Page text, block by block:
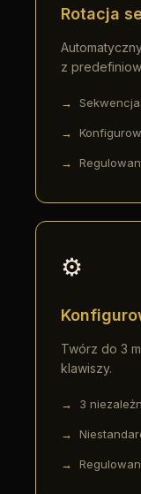
Rotacja
z
⚙️
Twórz do 3
klawiszy.
3